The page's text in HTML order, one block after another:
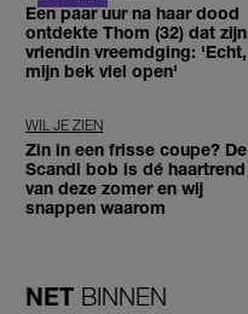
Een paar uur na haar dood
ontdekte Thom (32) dat zijn
vriendin vreemdging: 'Echt,
mijn bek viel open'
WIL JE ZIEN
Zin in een frisse coupe? De
Scandi bob is dé haartrend
van deze zomer en wij
snappen waarom
NET BINNEN